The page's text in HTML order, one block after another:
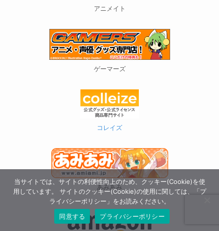
アニメイト
ゲーマーズ
コレイズ
あみあみ
当サイトでは、サイトの利便性向上のため、クッキー(Cookie)を使
用しています。 サイトのクッキー(Cookie)の使用に関しては、「プ
ライバシーポリシー」をお読みください。
同意する
プライバシーポリシー